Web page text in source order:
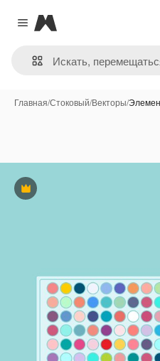
Close menu
Magnific
Главная/Стоковый/Векторы/
Премиум